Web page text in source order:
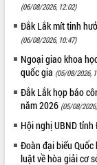
(06/08/2026, 12:02)
Đắk Lắk mít tinh
(06/08/2026, 10:47)
Ngoại giao khoa
quốc gia (05/08/2026,
Đắk Lắk họp báo
năm 2026 (05/08/
Hội nghị UBND
Đoàn đại biểu
luật về hòa giải cơ